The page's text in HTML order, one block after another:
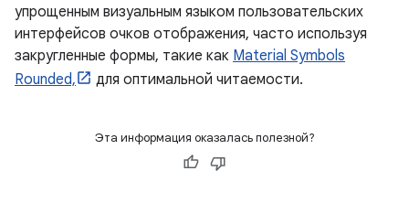
упрощенным визуальным языком пользовательских
интерфейсов очков отображения, часто используя
закругленные формы, такие как Material Symbols
Rounded,
для оптимальной читаемости.
Эта информация оказалась полезной?